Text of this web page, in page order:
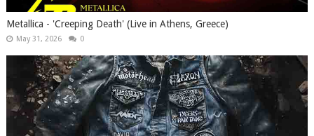
Metallica - 'Creeping Death' (Live in Athens, Greece)
May 31, 2026 0